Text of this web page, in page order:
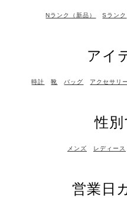
Nランク（新品） Sランク
アイ
時計 靴 バッグ アクセサリー
性
メンズ レディース
営業日